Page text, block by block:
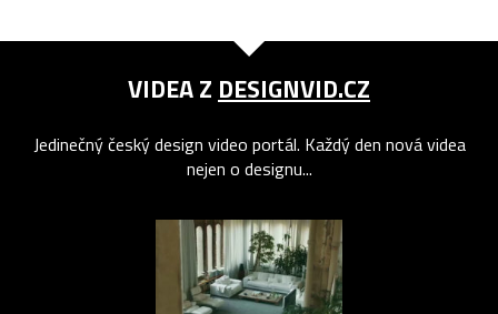
VIDEA Z DESIGNVID.CZ
Jedinečný český design video portál. Každý den nová videa
nejen o designu...